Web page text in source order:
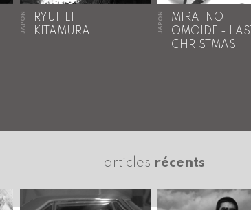
JAPON
RYUHEI
KITAMURA
JAPON
MIRAI NO
OMOIDE - LAST
CHRISTMAS
articles récents